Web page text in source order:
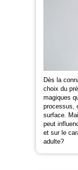
Dès la
choix du
magiques
processus,
surface.
peut
et sur le
adulte?